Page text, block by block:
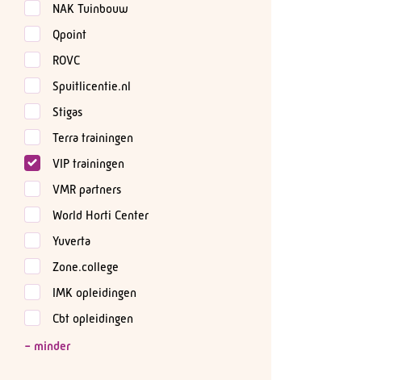
NAK Tuinbouw
Qpoint
ROVC
Spuitlicentie.nl
Stigas
Terra trainingen
VIP trainingen
VMR partners
World Horti Center
Yuverta
Zone.college
IMK opleidingen
Cbt opleidingen